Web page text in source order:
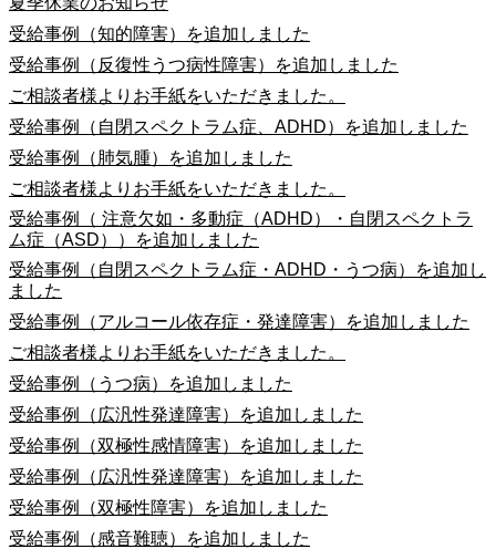
受給事例（知的障害）を追加しました
受給事例（反復性うつ病性障害）を追加しました
ご相談者様よりお手紙をいただきました。
受給事例（自閉スペクトラム症、ADHD）を追加しました
受給事例（肺気腫）を追加しました
ご相談者様よりお手紙をいただきました。
受給事例（ 注意欠如・多動症（ADHD）・自閉スペクトラ
ム症（ASD））を追加しました
受給事例（自閉スペクトラム症・ADHD・うつ病）を追加し
ました
受給事例（アルコール依存症・発達障害）を追加しました
ご相談者様よりお手紙をいただきました。
受給事例（うつ病）を追加しました
受給事例（広汎性発達障害）を追加しました
受給事例（双極性感情障害）を追加しました
受給事例（広汎性発達障害）を追加しました
受給事例（双極性障害）を追加しました
受給事例（感音難聴）を追加しました